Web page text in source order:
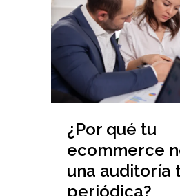
¿Por qué tu
ecommerce
una auditoría
periódica?